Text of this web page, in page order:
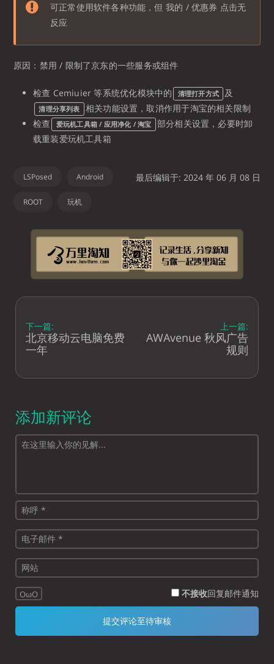
可正常使用软件各种功能，但 我的 / 优惠券 点击无
反应
原因：禁用 / 限制了京东的一些服务或组件
检查 Cemiuier 等系统优化模块中的 清理打开方式 及
清理分享列表
相关功能设置，取消作用于淘宝的相关限制
检查
爱玩机工具箱 / 应用净化 / 淘宝
部分相关设置，必要时卸
载重装爱玩机工具箱
LSPosed Android
ROOT 玩机
最后编辑于: 2024 年 06 月 08 日
下一篇:
北京移动云电脑免费
一年
上一篇:
AWAvenue 秋风广告
规则
添加新评论
OωO 不接收回复邮件通知